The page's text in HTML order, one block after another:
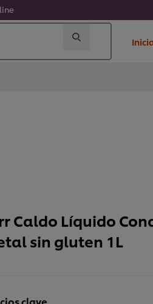
Caldo Líquido
sin gluten 1L